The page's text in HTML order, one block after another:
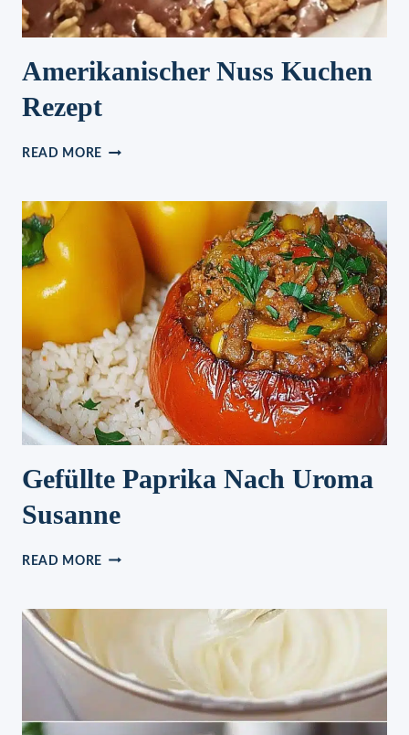
Amerikanischer Nuss Kuchen
Rezept
READ MORE AMERIKANISCHER
REZEPT
Gefüllte Paprika Nach Uroma
Susanne
READ MORE GEFÜLLTE
UROMA